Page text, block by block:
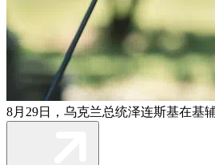
8月29日，乌克兰总统泽连斯基在基